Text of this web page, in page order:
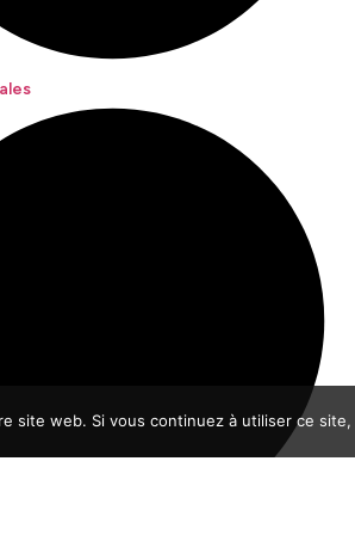
site web. Si vous continuez à utiliser ce